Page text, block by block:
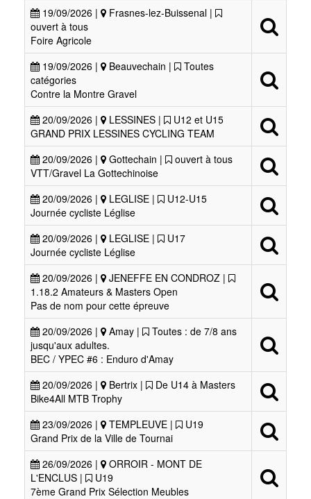
19/09/2026 |
Frasnes-lez-Buissenal |
ouvert à tous
Foire Agricole
19/09/2026 |
Beauvechain |
Toutes
catégories
Contre la Montre Gravel
20/09/2026 |
LESSINES |
U12 et U15
GRAND PRIX LESSINES CYCLING TEAM
20/09/2026 |
Gottechain |
ouvert à tous
VTT/Gravel La Gottechinoise
20/09/2026 |
LEGLISE |
U12-U15
Journée cycliste Léglise
20/09/2026 |
LEGLISE |
U17
Journée cycliste Léglise
20/09/2026 |
JENEFFE EN CONDROZ |
1.18.2 Amateurs & Masters Open
Pas de nom pour cette épreuve
20/09/2026 |
Amay |
Toutes : de 7/8 ans
jusqu'aux adultes.
BEC / YPEC #6 : Enduro d'Amay
20/09/2026 |
Bertrix |
De U14 à Masters
Bike4All MTB Trophy
23/09/2026 |
TEMPLEUVE |
U19
Grand Prix de la Ville de Tournai
26/09/2026 |
ORROIR - MONT DE
L'ENCLUS |
U19
7ème Grand Prix Sélection Meubles